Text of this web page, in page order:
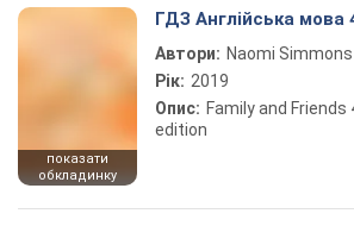
показати
обкладинку
ГДЗ Англійська мова
Автори: Naomi Simmons
Рік: 2019
Опис: Family and Friends
edition